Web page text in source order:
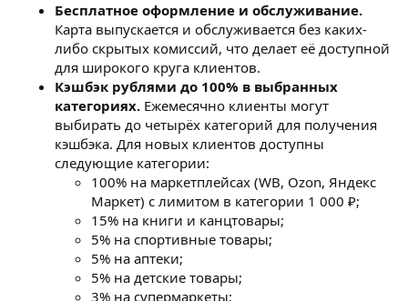
Бесплатное оформление и обслуживание.
Карта выпускается и обслуживается без каких-
либо скрытых комиссий, что делает её доступной
для широкого круга клиентов.
Кэшбэк рублями до 100% в выбранных
категориях. Ежемесячно клиенты могут
выбирать до четырёх категорий для получения
кэшбэка. Для новых клиентов доступны
следующие категории:
100% на маркетплейсах (WB, Ozon, Яндекс
Маркет) с лимитом в категории 1 000 ₽;
15% на книги и канцтовары;
5% на спортивные товары;
5% на аптеки;
5% на детские товары;
3% на супермаркеты;